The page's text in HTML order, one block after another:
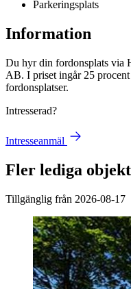
Parkeringsplats
Information
Du hyr din fordonsplats via
AB. I priset ingår 25
fordonsplatser.
Intresserad?
Intresseanmäl
Fler lediga
Tillgänglig från 2026-08-17